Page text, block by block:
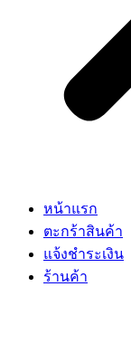
หน้าแรก
ตะกร้าสินค้า
แจ้งชำระเงิน
ร้านค้า